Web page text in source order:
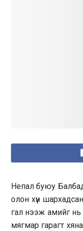
Непал буюу
олон хүн
гал нээж амийг
мягмар гарагт